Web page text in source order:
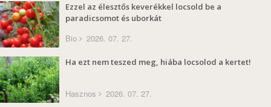
Ezzel az élesztős keverékkel locsold be a
paradicsomot és uborkát
Bio 2026. 07. 27.
Ha ezt nem teszed meg, hiába locsolod a kertet!
Hasznos 2026. 07. 27.